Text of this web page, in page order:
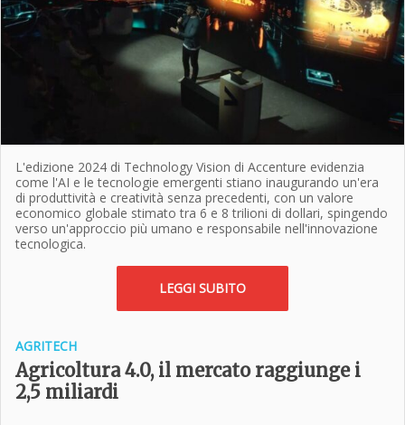
L'edizione 2024 di Technology Vision di Accenture evidenzia
come l'AI e le tecnologie emergenti stiano inaugurando un'era
di produttività e creatività senza precedenti, con un valore
economico globale stimato tra 6 e 8 trilioni di dollari, spingendo
verso un'approccio più umano e responsabile nell'innovazione
tecnologica.
LEGGI SUBITO
AGRITECH
Agricoltura 4.0, il mercato raggiunge i
2,5 miliardi